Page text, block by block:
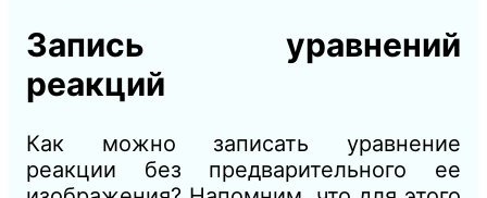
Запись уравнений
реакций
Как можно записать уравнение
реакции без предварительного ее